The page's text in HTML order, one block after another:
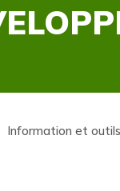
Information et outils